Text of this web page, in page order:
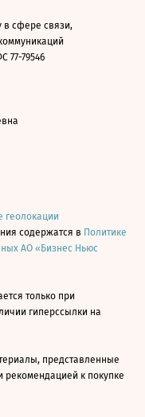
сфере связи,
77-79546
геолокации
содержатся в Политике
АО «Бизнес Ньюс
только при
гиперссылки на
представленные
рекомендацией к покупке